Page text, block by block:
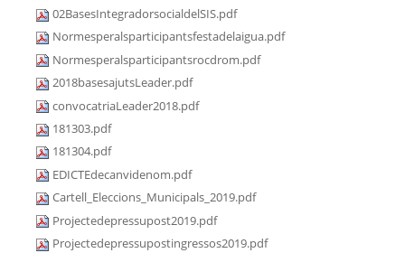
02BasesIntegradorsocialdelSIS.pdf
Normesperalsparticipantsfestadelaigua.pdf
Normesperalsparticipantsrocdrom.pdf
2018basesajutsLeader.pdf
convocatriaLeader2018.pdf
181303.pdf
181304.pdf
EDICTEdecanvidenom.pdf
Cartell_Eleccions_Municipals_2019.pdf
Projectedepressupost2019.pdf
Projectedepressupostingressos2019.pdf